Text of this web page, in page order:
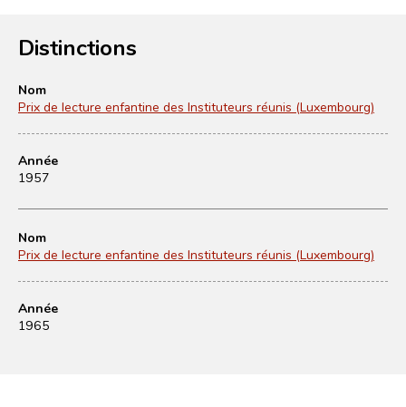
Distinctions
Nom
Prix de lecture enfantine des Instituteurs réunis (Luxembourg)
Année
1957
Nom
Prix de lecture enfantine des Instituteurs réunis (Luxembourg)
Année
1965